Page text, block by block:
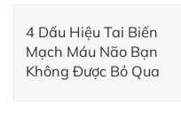
4 Dấu Hiệu Tai Biến
Mạch Máu Não Bạn
Không Được Bỏ Qua